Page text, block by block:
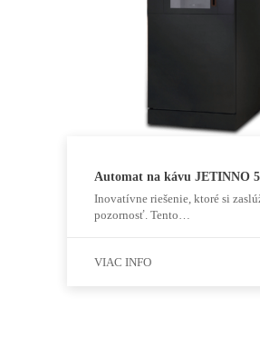
Automat na kávu JETINNO
Inovatívne riešenie, ktoré si
pozornosť. Tento…
VIAC INFO